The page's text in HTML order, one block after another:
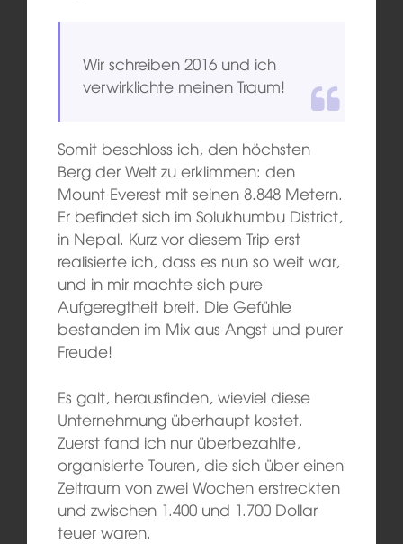
Wir schreiben 2016 und ich
verwirklichte meinen Traum!
Somit beschloss ich, den höchsten
Berg der Welt zu erklimmen: den
Mount Everest mit seinen 8.848 Metern.
Er befindet sich im Solukhumbu District,
in Nepal. Kurz vor diesem Trip erst
realisierte ich, dass es nun so weit war,
und in mir machte sich pure
Aufgeregtheit breit. Die Gefühle
bestanden im Mix aus Angst und purer
Freude!
Es galt, herausfinden, wieviel diese
Unternehmung überhaupt kostet.
Zuerst fand ich nur überbezahlte,
organisierte Touren, die sich über einen
Zeitraum von zwei Wochen erstreckten
und zwischen 1.400 und 1.700 Dollar
teuer waren.